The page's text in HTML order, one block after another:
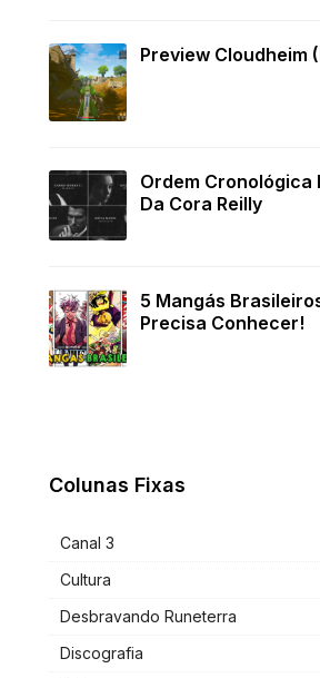
Preview Cloudheim
Ordem Cronológica
Da Cora Reilly
5 Mangás
Precisa Conhecer!
Colunas Fixas
Canal 3
Cultura
Desbravando Runeterra
Discografia